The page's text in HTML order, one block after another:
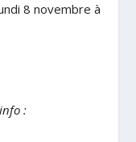
8 novembre à
: